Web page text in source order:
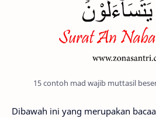
15 contoh mad wajib muttasil
Dibawah ini yang merupakan